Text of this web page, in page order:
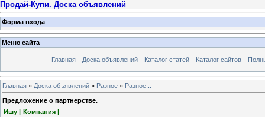
Продай-Купи. Доска объявлений
Форма входа
Меню сайта
Главная Доска объявлений Каталог статей Каталог сайтов
Главная » Доска объявлений » Разное » Разное...
Предложение о партнерстве.
Ишу | Компания |